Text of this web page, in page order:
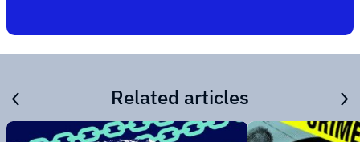
Related articles